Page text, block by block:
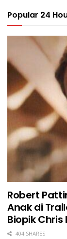
Popular 24
Robert
Anak di
Biopik Chris
404 SHARES